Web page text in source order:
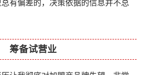
有偏差的，决策依据的信息并不总
筹备试营业